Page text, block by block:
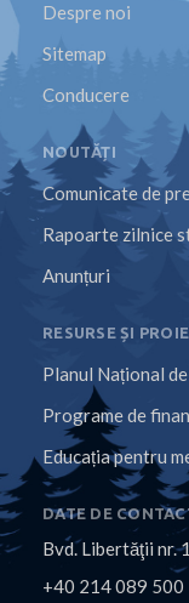
Despre noi
Sitemap
Conducere
NOUTĂȚI
Comunicate de
Rapoarte zilnice
Anunțuri
RESURSE ȘI
Planul Național
Programe de
Educația pentru
DATE DE
Bvd. Libertăţii nr.
+40 214 089 500